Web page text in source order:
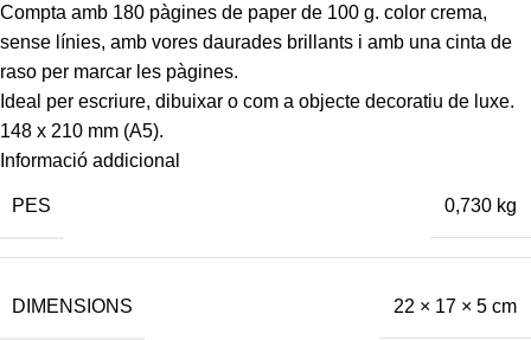
Compta amb 180 pàgines de paper de 100 g. color crema,
sense línies, amb vores daurades brillants i amb una cinta de
raso per marcar les pàgines.
Ideal per escriure, dibuixar o com a objecte decoratiu de luxe.
148 x 210 mm (A5).
Informació addicional
PES 0,730 kg
DIMENSIONS 22 × 17 × 5 cm